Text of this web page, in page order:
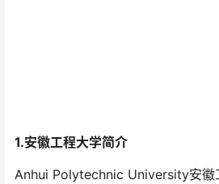
1.安徽工程大学简介
Anhui Polytechnic University安徽